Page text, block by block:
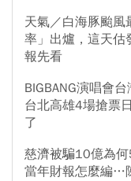
天氣／白海豚颱風
率」出爐，這天估
報先看
BIGBANG演唱會
台北高雄4場搶票
了
慈濟被騙10億為何
當年財報怎麼編…